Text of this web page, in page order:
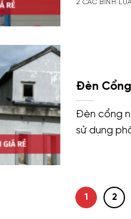
2 CÁC BÌNH
Đèn
Đèn cổng
sử dụng
1 2